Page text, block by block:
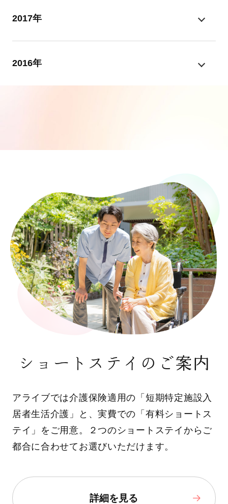
2017年
2016年
ショートステイのご案内
アライブでは介護保険適用の「短期特定施設入
居者生活介護」と、実費での「有料ショートス
テイ」をご用意。２つのショートステイからご
都合に合わせてお選びいただけます。
詳細を見る